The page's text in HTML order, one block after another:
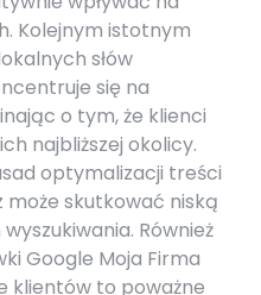
Kolejnym istotnym
słów
się na
o tym, że klienci
najbliższej okolicy.
optymalizacji treści
skutkować niską
Również
Google Moja Firma
klientów to poważne